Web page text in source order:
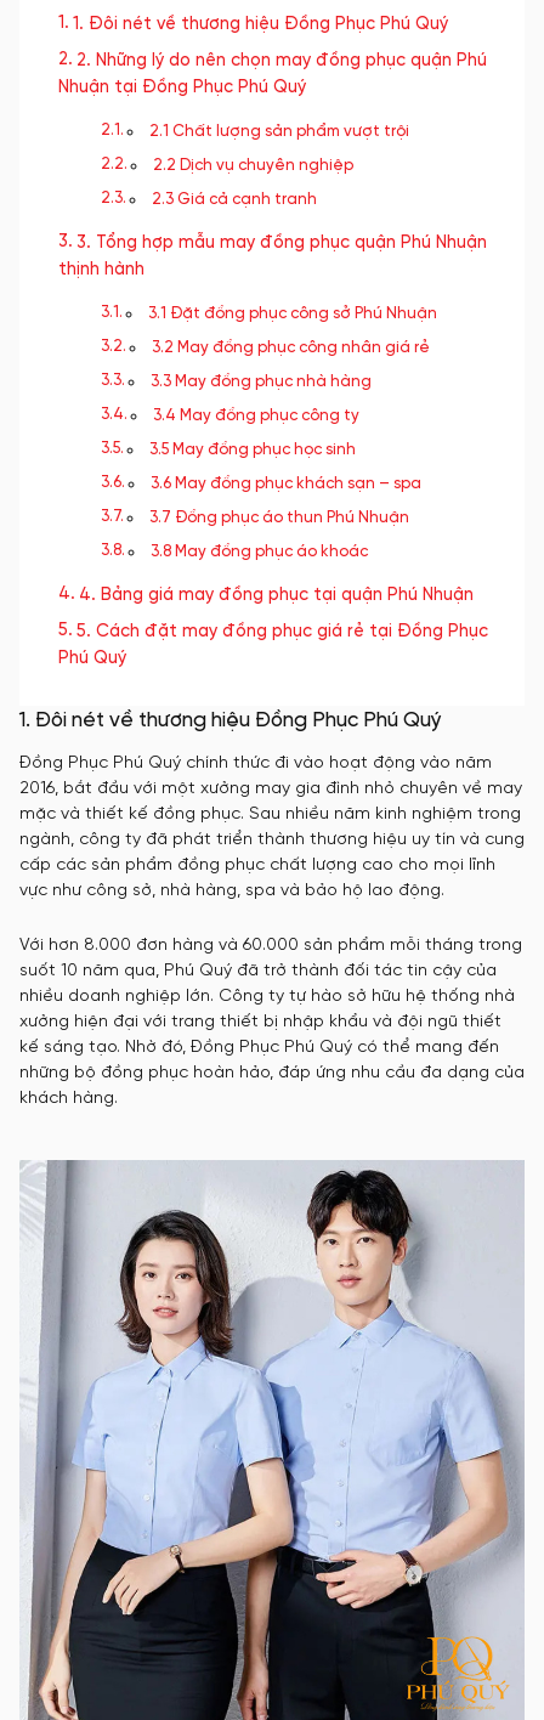
1. Đôi nét về thương hiệu Đồng Phục Phú Quý
2. Những lý do nên chọn may đồng phục quận Phú
Nhuận tại Đồng Phục Phú Quý
2.1 Chất lượng sản phẩm vượt trội
2.2 Dịch vụ chuyên nghiệp
2.3 Giá cả cạnh tranh
3. Tổng hợp mẫu may đồng phục quận Phú Nhuận
thịnh hành
3.1 Đặt đồng phục công sở Phú Nhuận
3.2 May đồng phục công nhân giá rẻ
3.3 May đồng phục nhà hàng
3.4 May đồng phục công ty
3.5 May đồng phục học sinh
3.6 May đồng phục khách sạn – spa
3.7 Đồng phục áo thun Phú Nhuận
3.8 May đồng phục áo khoác
4. Bảng giá may đồng phục tại quận Phú Nhuận
5. Cách đặt may đồng phục giá rẻ tại Đồng Phục
Phú Quý
1. Đôi nét về thương hiệu Đồng Phục Phú Quý
Đồng Phục Phú Quý chính thức đi vào hoạt động vào năm
2016, bắt đầu với một xưởng may gia đình nhỏ chuyên về may
mặc và thiết kế đồng phục. Sau nhiều năm kinh nghiệm trong
ngành, công ty đã phát triển thành thương hiệu uy tín và cung
cấp các sản phẩm đồng phục chất lượng cao cho mọi lĩnh
vực như công sở, nhà hàng, spa và bảo hộ lao động.
Với hơn 8.000 đơn hàng và 60.000 sản phẩm mỗi tháng trong
suốt 10 năm qua, Phú Quý đã trở thành đối tác tin cậy của
nhiều doanh nghiệp lớn. Công ty tự hào sở hữu hệ thống nhà
xưởng hiện đại với trang thiết bị nhập khẩu và đội ngũ thiết
kế sáng tạo. Nhờ đó, Đồng Phục Phú Quý có thể mang đến
những bộ đồng phục hoàn hảo, đáp ứng nhu cầu đa dạng của
khách hàng.